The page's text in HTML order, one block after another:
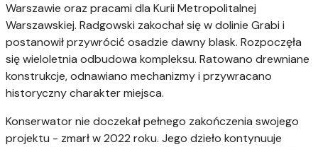
Warszawie oraz pracami dla Kurii Metropolitalnej
Warszawskiej. Radgowski zakochał się w dolinie Grabi i
postanowił przywrócić osadzie dawny blask. Rozpoczęła
się wieloletnia odbudowa kompleksu. Ratowano drewniane
konstrukcje, odnawiano mechanizmy i przywracano
historyczny charakter miejsca.
Konserwator nie doczekał pełnego zakończenia swojego
projektu - zmarł w 2022 roku. Jego dzieło kontynuuje